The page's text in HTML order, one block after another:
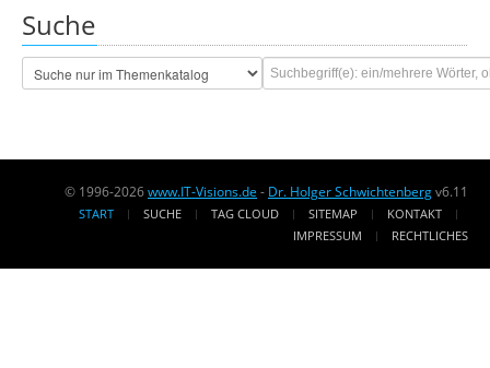
Suche
© 1996-2026www.IT-Visions.de - Dr. Holger Schwichtenbergv6.11
START SUCHE TAG CLOUD SITEMAP
KONTAKT
IMPRESSUM
RECHTLICHES